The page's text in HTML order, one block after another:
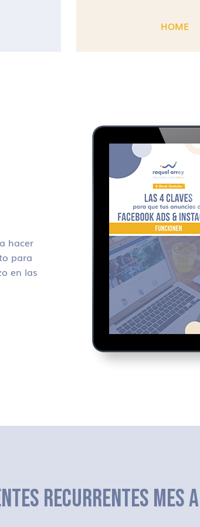
HOME
hacer
para
en las
RECURRENTES MES